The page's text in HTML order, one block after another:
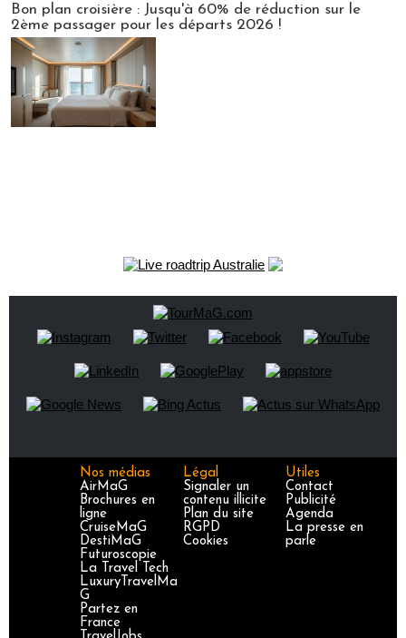
Bon plan croisière : Jusqu'à 60% de réduction sur le
2ème passager pour les départs 2026 !
Nos médias
AirMaG
Brochures en
ligne
CruiseMaG
DestiMaG
Futuroscopie
La Travel Tech
LuxuryTravelMa
G
Partez en
France
Légal
Signaler un
contenu illicite
Plan du site
RGPD
Cookies
Utiles
Contact
Publicité
Agenda
La presse en
parle